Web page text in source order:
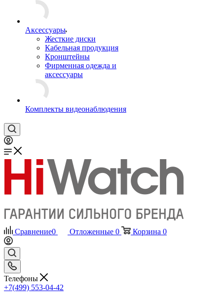
Аксессуары
Жесткие диски
Кабельная продукция
Кронштейны
Фирменная одежда и
аксессуары
Комплекты видеонаблюдения
Сравнение0 Отложенные 0 Корзина 0
Телефоны
+7(499) 553-04-42